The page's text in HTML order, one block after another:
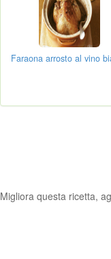
Faraona arrosto al vino
Migliora questa ricetta,